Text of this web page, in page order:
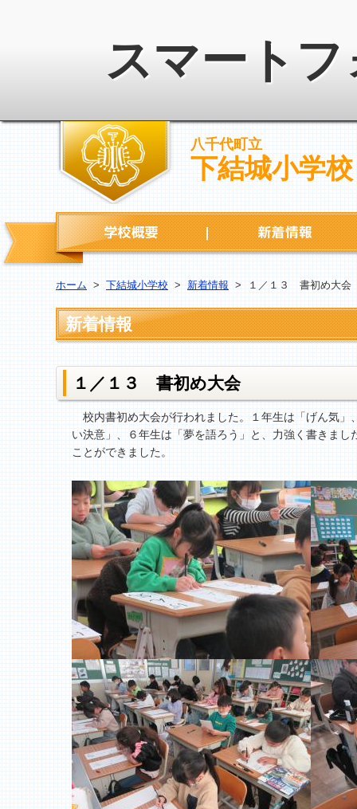
スマート
八千代町立
下結城小学校
学校概要
ホーム > 下結城小学校 > 新着情報 > １／１３ 書初め大会
新着情報
１／１３ 書初め大会
校内書初め大会が行われました。１年生は「げん気」
い決意」、６年生は「夢を語ろう」と、力強く書きま
ことができました。